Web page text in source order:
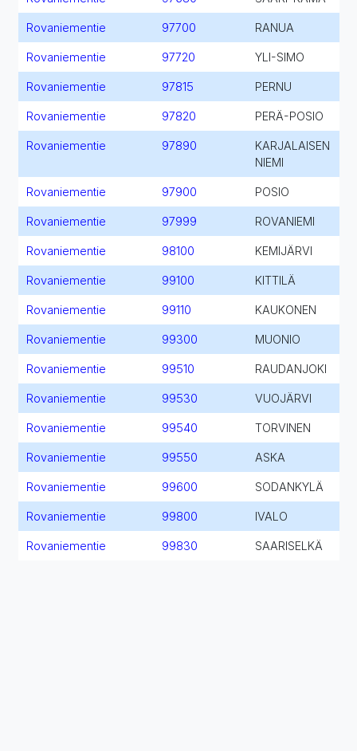
Rovaniementie 97700 RANUA
Rovaniementie 97720 YLI-SIMO
Rovaniementie 97815 PERNU
Rovaniementie 97820 PERÄ-POSIO
Rovaniementie 97890
KARJALAISEN
NIEMI
Rovaniementie 97900 POSIO
Rovaniementie 97999 ROVANIEMI
Rovaniementie 98100 KEMIJÄRVI
Rovaniementie 99100 KITTILÄ
Rovaniementie 99110 KAUKONEN
Rovaniementie 99300 MUONIO
Rovaniementie 99510 RAUDANJOKI
Rovaniementie 99530 VUOJÄRVI
Rovaniementie 99540 TORVINEN
Rovaniementie 99550 ASKA
Rovaniementie 99600 SODANKYLÄ
Rovaniementie 99800 IVALO
Rovaniementie 99830 SAARISELKÄ